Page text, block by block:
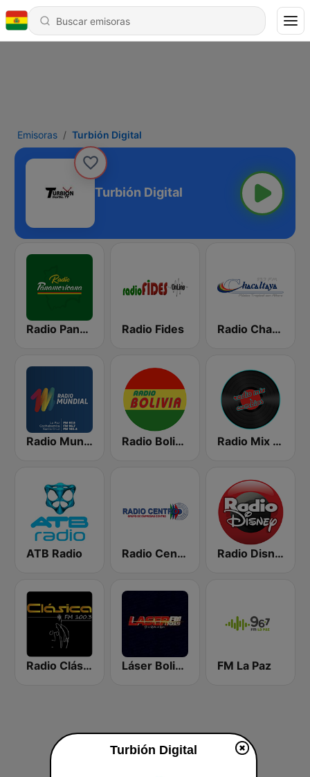
Emisoras Turbión Digital
Turbión Digital
Radio Panamericana Radio Fides Radio Chacaltaya
Radio Mundial Bolivia Radio Bolivia Radio Mix Cumbias
ATB Radio Radio Centro FM 96.1 Radio Disney Bolivia
Radio Clásica 100.3 FM Láser Bolivia FM La Paz
Turbión Digital